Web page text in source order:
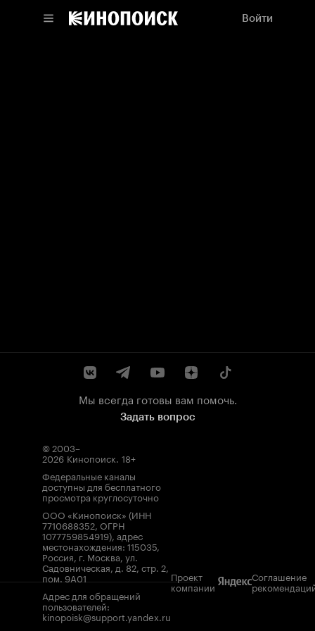
Войти
Мы всегда готовы вам помочь.
Задать вопрос
© 2003–
2026 Кинопоиск. 18+
Федеральные каналы
доступны для бесплатного
просмотра круглосуточно
ООО «Кинопоиск» (ИНН
7710688352, ОГРН
1077759854919), адрес
местонахождения: 115035,
Россия, г. Москва, ул.
Садовническая, д. 82, стр. 2,
пом. 9А01
Адрес для обращений
пользователей:
kinopoisk@support.yandex.ru
Проект
компании
Соглашение